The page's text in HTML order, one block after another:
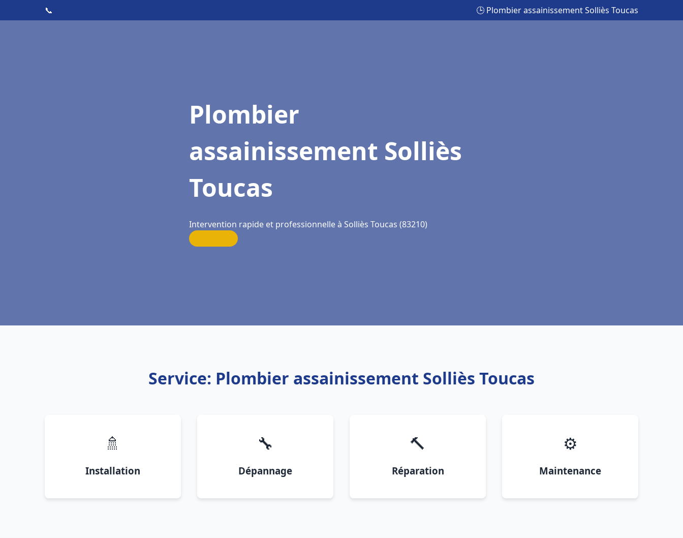
📞 🕒 Plombier assainissement Solliès Toucas
Plombier
assainissement Solliès
Toucas
Intervention rapide et professionnelle à Solliès Toucas (83210)
Service: Plombier assainissement Solliès Toucas
🚿
Installation
🔧
Dépannage
🔨
Réparation
⚙️
Maintenance